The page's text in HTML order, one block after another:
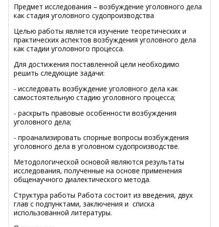
Предмет исследования – возбуждение уголовного дела
как стадия уголовного судопроизводства
Целью работы является изучение теоретических и
практических аспектов возбуждения уголовного дела
как стадии уголовного процесса.
Для достижения поставленной цели необходимо
решить следующие задачи:
- исследовать возбуждение уголовного дела как
самостоятельную стадию уголовного процесса;
- раскрыть правовые особенности возбуждения
уголовного дела;
- проанализировать спорные вопросы возбуждения
уголовного дела в уголовном судопроизводстве.
Методологической основой являются результаты
исследования, полученные на основе применения
общенаучного диалектического метода.
Структура работы Работа состоит из введения, двух
глав с подпунктами, заключения и списка
использованной литературы.